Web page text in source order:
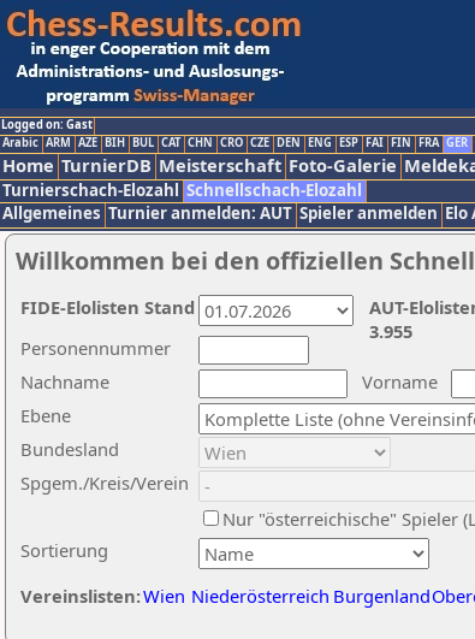
Logged on: Gast
Arabic ARM AZE BIH BUL CAT CHN CRO CZE DEN ENG ESP FAI FIN FRA GER
Home TurnierDB Meisterschaft Foto-Galerie
Turnierschach-Elozahl Schnellschach-Elozahl
Allgemeines Turnier anmelden: AUT Spieler anmelden Elo
Willkommen bei den offiziellen
Nachname
Vorname
Ebene
Sortierung
Personennummer
Bundesland
Spgem./Kreis/Verein
Nur "österreichische" Spieler
Vereinslisten:Wien Niederösterreich Burgenland
AUT-
3.955
FIDE-Elolisten Stand